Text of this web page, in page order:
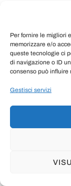
Per fornire le migliori
memorizzare e/o
queste tecnologie ci
di navigazione o ID
consenso può
Gestisci servizi
Pronto
Pronto
Rinforzi
Serramenti